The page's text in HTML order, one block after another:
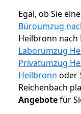
Egal, ob Sie
Büroumzug
Heilbronn nach
Laborumzug
Privatumzug
Heilbronn oder
Reichenbach
Angebotefür